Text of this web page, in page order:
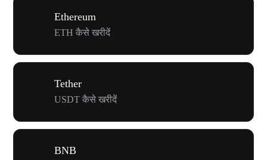
Ethereum
ETH कैसे खरीदें
Tether
USDT कैसे खरीदें
BNB